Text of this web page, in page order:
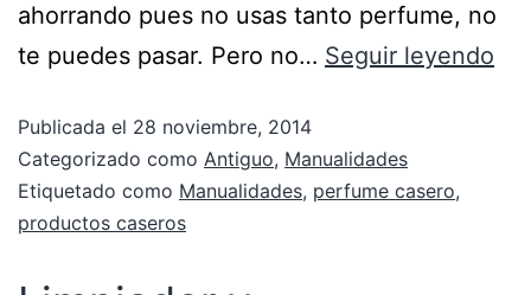
ahorrando pues no usas tanto perfume, no
te puedes pasar. Pero no… Seguir leyendo
Publicada el 28 noviembre, 2014
Categorizado como Antiguo, Manualidades
Etiquetado como Manualidades, perfume casero,
productos caseros